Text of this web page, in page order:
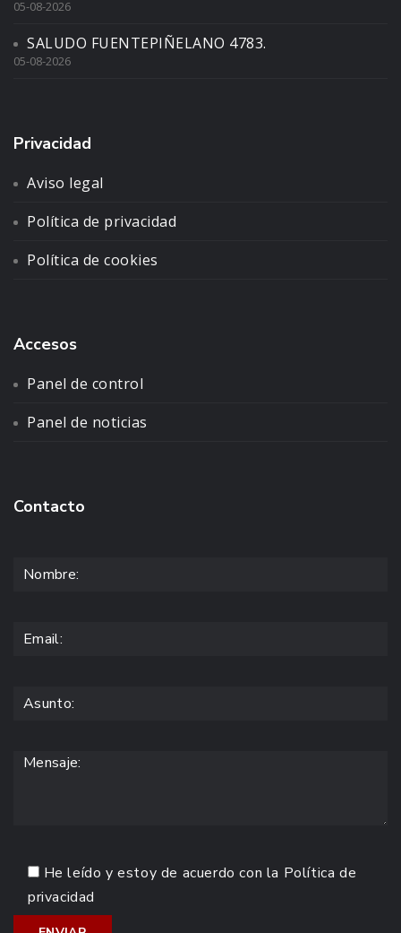
05-08-2026
SALUDO FUENTEPIÑELANO 4783.
05-08-2026
Privacidad
Aviso legal
Política de privacidad
Política de cookies
Accesos
Panel de control
Panel de noticias
Contacto
He leído y estoy de acuerdo con la Política de
privacidad